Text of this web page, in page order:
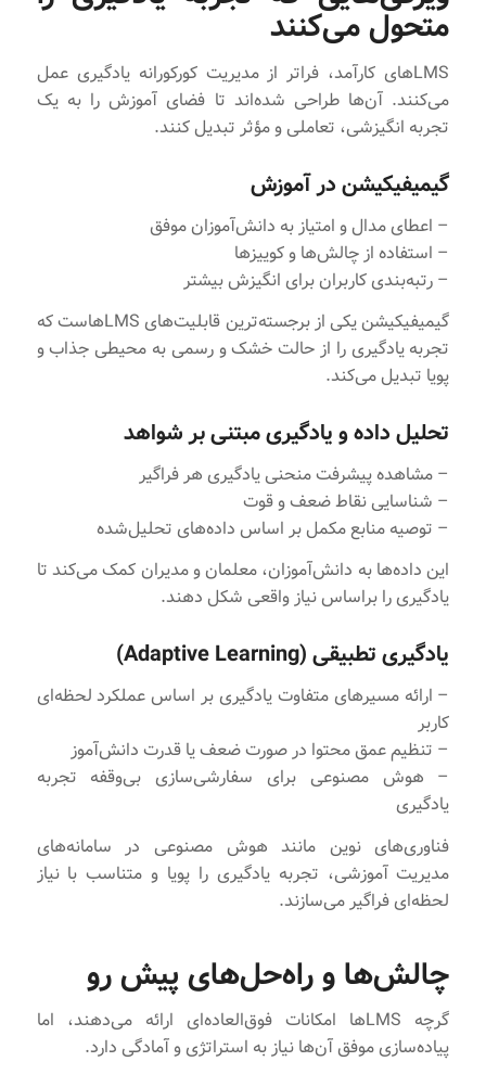
متحول می‌کنند
LMSهای کارآمد، فراتر از مدیریت کورکورانه یادگیری عمل
می‌کنند. آن‌ها طراحی شده‌اند تا فضای آموزش را به یک
تجربه انگیزشی، تعاملی و مؤثر تبدیل کنند.
گیمیفیکیشن در آموزش
– اعطای مدال و امتیاز به دانش‌آموزان موفق
– استفاده از چالش‌ها و کوییزها
– رتبه‌بندی کاربران برای انگیزش بیشتر
گیمیفیکیشن یکی از برجسته‌ترین قابلیت‌های LMSهاست که
تجربه یادگیری را از حالت خشک و رسمی به محیطی جذاب و
پویا تبدیل می‌کند.
تحلیل داده و یادگیری مبتنی بر شواهد
– مشاهده پیشرفت منحنی یادگیری هر فراگیر
– شناسایی نقاط ضعف و قوت
– توصیه منابع مکمل بر اساس داده‌های تحلیل‌شده
این داده‌ها به دانش‌آموزان، معلمان و مدیران کمک می‌کند تا
یادگیری را براساس نیاز واقعی شکل دهند.
یادگیری تطبیقی (Adaptive Learning)
– ارائه مسیرهای متفاوت یادگیری بر اساس عملکرد لحظه‌ای
کاربر
– تنظیم عمق محتوا در صورت ضعف یا قدرت دانش‌آموز
– هوش مصنوعی برای سفارشی‌سازی بی‌وقفه تجربه
یادگیری
فناوری‌های نوین مانند هوش مصنوعی در سامانه‌های
مدیریت آموزشی، تجربه یادگیری را پویا و متناسب با نیاز
لحظه‌ای فراگیر می‌سازند.
چالش‌ها و راه‌حل‌های پیش رو
گرچه LMSها امکانات فوق‌العاده‌ای ارائه می‌دهند، اما
پیاده‌سازی موفق آن‌ها نیاز به استراتژی و آمادگی دارد.